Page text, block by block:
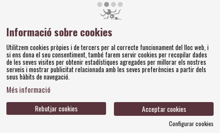
Figueres
Tel. 972 677 520 |amics@fundaciodali.org
Sitemap | Avís Legal
Contacteu | Bases concursos
Informació sobre cookies
Utilitzem cookies pròpies i de tercers per al correcte funcionament del lloc web, i
si ens dona el seu consentiment, també farem servir cookies per recopilar dades
de les seves visites per obtenir estadístiques agregades per millorar els nostres
serveis i mostrar publicitat relacionada amb les seves preferències a partir dels
seus hàbits de navegació.
Més informació
Acceptar cookies
Rebutjar cookies
Configurar cookies